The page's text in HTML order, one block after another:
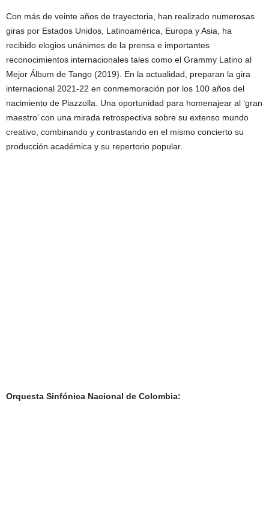
Con más de veinte años de trayectoria, han realizado numerosas
giras por Estados Unidos, Latinoamérica, Europa y Asia, ha
recibido elogios unánimes de la prensa e importantes
reconocimientos internacionales tales como el Grammy Latino al
Mejor Álbum de Tango (2019). En la actualidad, preparan la gira
internacional 2021-22 en conmemoración por los 100 años del
nacimiento de Piazzolla. Una oportunidad para homenajear al ‘gran
maestro’ con una mirada retrospectiva sobre su extenso mundo
creativo, combinando y contrastando en el mismo concierto su
producción académica y su repertorio popular.
Orquesta Sinfónica Nacional de Colombia: